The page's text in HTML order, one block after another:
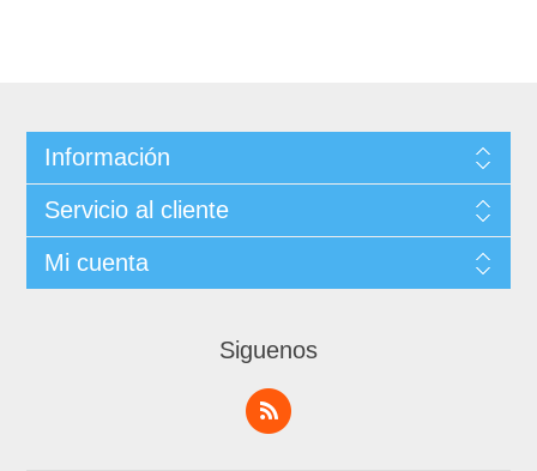
Información
Servicio al cliente
Mi cuenta
Siguenos